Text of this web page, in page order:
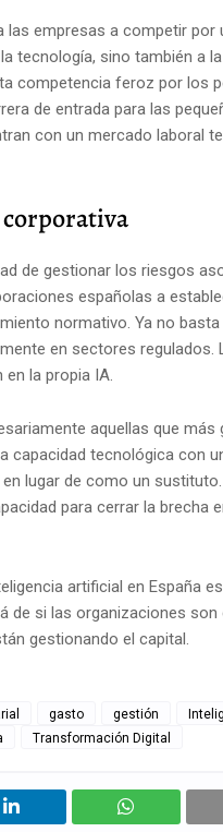
empresas a competir por
tecnología, sino también a
competencia feroz por los
de entrada para las
con un mercado laboral
corporativa
de gestionar los riesgos
españolas a
normativo. Ya no
en sectores regulados.
en la propia IA.
aquellas que más
capacidad tecnológica con
lugar de como un
para cerrar la brecha
artificial en España
de si las organizaciones
gestionando el capital.
gasto gestión
Transformación Digital